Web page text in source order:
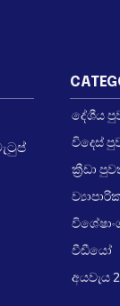
දේශීය
විදෙස්
ක්‍රීඩා
වීඩීයෝ
අයවැය